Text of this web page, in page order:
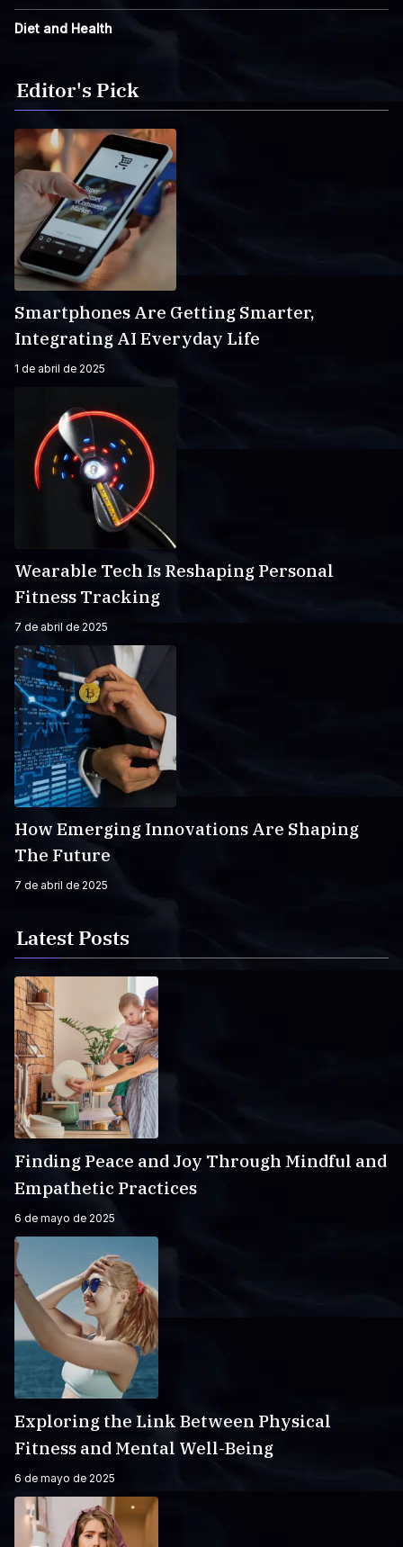
Diet and Health
Editor's Pick
Smartphones Are Getting Smarter,
Integrating AI Everyday Life
1 de abril de 2025
Wearable Tech Is Reshaping Personal
Fitness Tracking
7 de abril de 2025
How Emerging Innovations Are Shaping
The Future
7 de abril de 2025
Latest Posts
Finding Peace and Joy Through Mindful and
Empathetic Practices
6 de mayo de 2025
Exploring the Link Between Physical
Fitness and Mental Well-Being
6 de mayo de 2025